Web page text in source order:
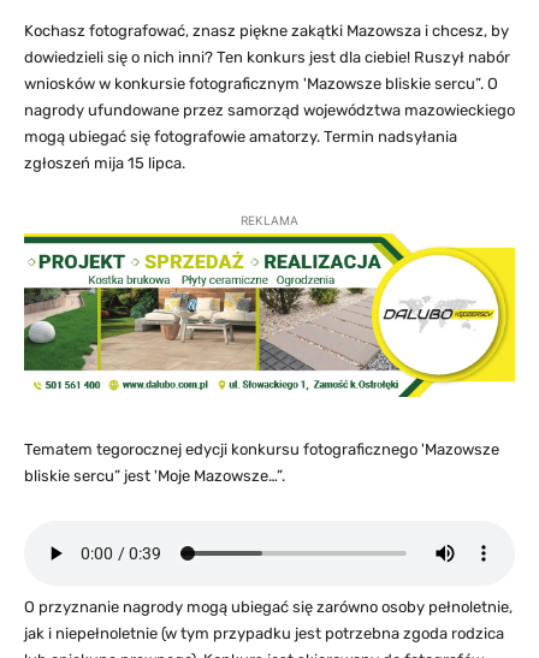
Kochasz fotografować, znasz piękne zakątki Mazowsza i chcesz, by
dowiedzieli się o nich inni? Ten konkurs jest dla ciebie! Ruszył nabór
wniosków w konkursie fotograficznym 'Mazowsze bliskie sercu”. O
nagrody ufundowane przez samorząd województwa mazowieckiego
mogą ubiegać się fotografowie amatorzy. Termin nadsyłania
zgłoszeń mija 15 lipca.
REKLAMA
Tematem tegorocznej edycji konkursu fotograficznego 'Mazowsze
bliskie sercu” jest 'Moje Mazowsze…”.
O przyznanie nagrody mogą ubiegać się zarówno osoby pełnoletnie,
jak i niepełnoletnie (w tym przypadku jest potrzebna zgoda rodzica